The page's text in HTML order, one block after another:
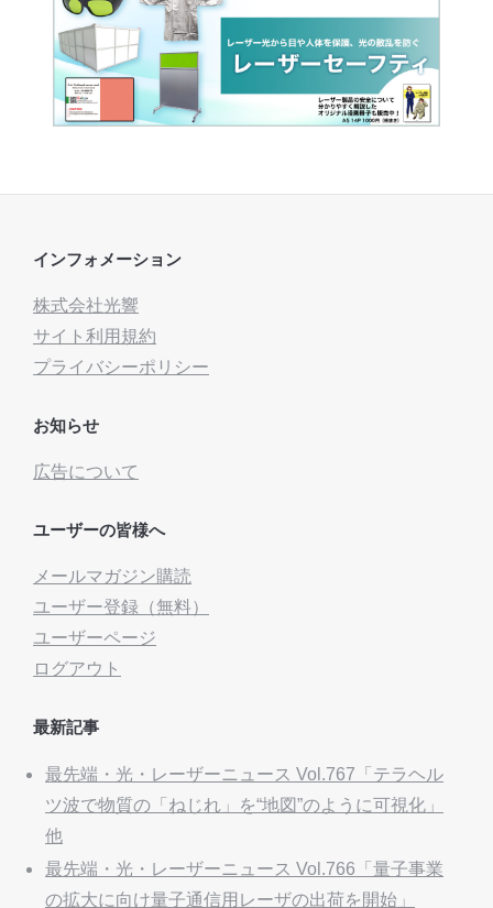
インフォメーション
株式会社光響
サイト利用規約
プライバシーポリシー
お知らせ
広告について
ユーザーの皆様へ
メールマガジン購読
ユーザー登録（無料）
ユーザーページ
ログアウト
最新記事
最先端・光・レーザーニュース Vol.767「テラヘル
ツ波で物質の「ねじれ」を“地図”のように可視化」
他
最先端・光・レーザーニュース Vol.766「量子事業
の拡大に向け量子通信用レーザの出荷を開始」